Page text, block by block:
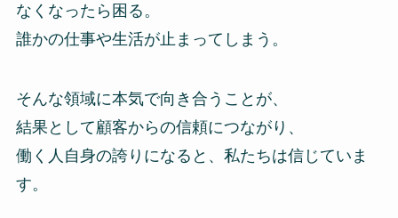
なくなったら困る。
誰かの仕事や生活が止まってしまう。
そんな領域に本気で向き合うことが、
結果として顧客からの信頼につながり、
働く人自身の誇りになると、私たちは信じていま
す。